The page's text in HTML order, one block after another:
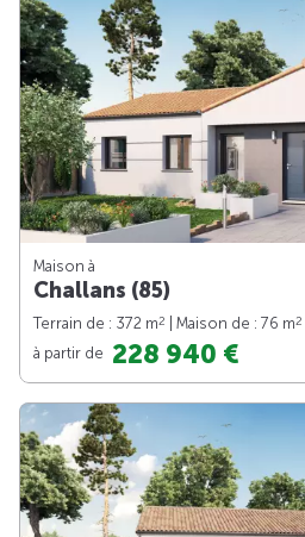
Maison à
Challans (85)
Terrain de : 372 m2 | Maison de : 76 m2
à partir de 228 940 €